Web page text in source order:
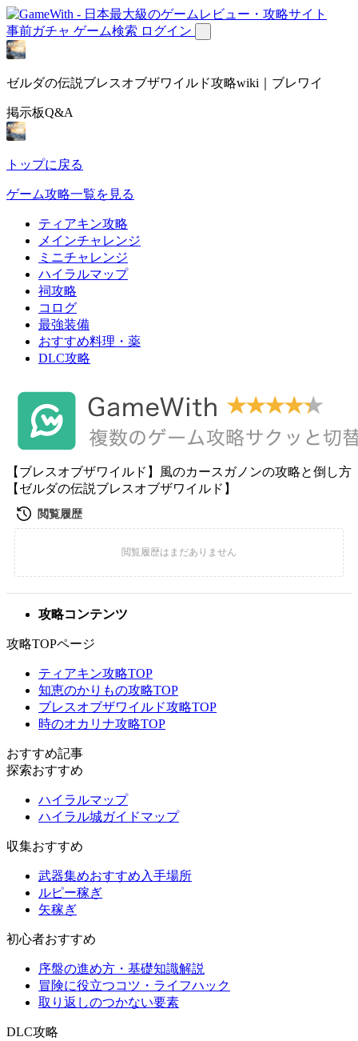
事前ガチャ ゲーム検索 ログイン
ゼルダの伝説ブレスオブザワイルド攻略wiki｜ブレワイ
掲示板Q&A
トップに戻る
ゲーム攻略一覧を見る
ティアキン攻略
メインチャレンジ
ミニチャレンジ
ハイラルマップ
祠攻略
コログ
最強装備
おすすめ料理・薬
DLC攻略
【ブレスオブザワイルド】風のカースガノンの攻略と倒し方
【ゼルダの伝説ブレスオブザワイルド】
攻略コンテンツ
攻略TOPページ
ティアキン攻略TOP
知恵のかりもの攻略TOP
ブレスオブザワイルド攻略TOP
時のオカリナ攻略TOP
おすすめ記事
探索おすすめ
ハイラルマップ
ハイラル城ガイドマップ
収集おすすめ
武器集めおすすめ入手場所
ルピー稼ぎ
矢稼ぎ
初心者おすすめ
序盤の進め方・基礎知識解説
冒険に役立つコツ・ライフハック
取り返しのつかない要素
DLC攻略